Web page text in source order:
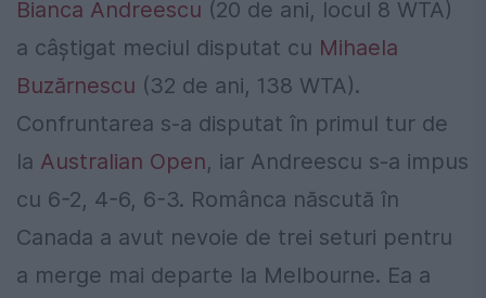
Bianca Andreescu (20 de ani, locul 8 WTA)
a câștigat meciul disputat cu Mihaela
Buzărnescu (32 de ani, 138 WTA).
Confruntarea s-a disputat în primul tur de
la Australian Open, iar Andreescu s-a impus
cu 6-2, 4-6, 6-3. Românca născută în
Canada a avut nevoie de trei seturi pentru
a merge mai departe la Melbourne. Ea a